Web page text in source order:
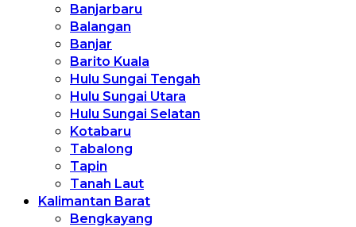
Banjarbaru
Balangan
Banjar
Barito Kuala
Hulu Sungai Tengah
Hulu Sungai Utara
Hulu Sungai Selatan
Kotabaru
Tabalong
Tapin
Tanah Laut
Kalimantan Barat
Bengkayang